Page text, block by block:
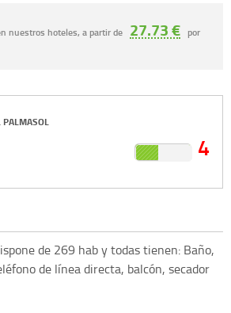
nuestros hoteles, a partir de 27.73 € por
PALMASOL
4
de 269 hab y todas tienen: Baño,
de línea directa, balcón, secador